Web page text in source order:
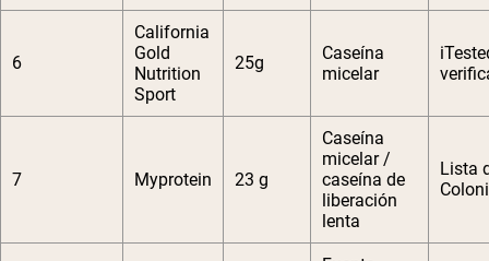
6
California
Gold
Nutrition
Sport
25g
Caseína
micelar
7 Myprotein 23 g
Caseína
micelar /
caseína de
liberación
lenta
Lista